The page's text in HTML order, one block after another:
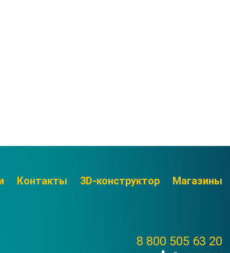
Контакты 3D-конструктор Магазины
8 800 505 63 20